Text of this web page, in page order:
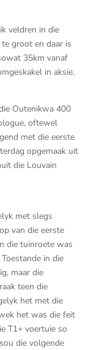
veldren in die
groot en daar is
35km vanaf
in aksie.
Outenikwa 400
oftewel
met die eerste
opgemaak uit
die Louvain
met slegs
van die eerste
die tuinroete was
in die
maar die
teen die
het met die
het was die feit
T1+ voertuie so
die volgende